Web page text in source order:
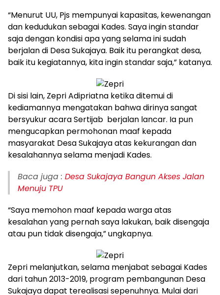
“Menurut UU, Pjs mempunyai kapasitas, kewenangan
dan kedudukan sebagai Kades. Saya ingin standar
saja dengan kondisi apa yang selama ini sudah
berjalan di Desa Sukajaya. Baik itu perangkat desa,
baik itu kegiatannya, kita ingin standar saja,” katanya.
Di sisi lain, Zepri Adipriatna ketika ditemui di
kediamannya mengatakan bahwa dirinya sangat
bersyukur acara Sertijab berjalan lancar. Ia pun
mengucapkan permohonan maaf kepada
masyarakat Desa Sukajaya atas kekurangan dan
kesalahannya selama menjadi Kades.
Baca juga : Desa Sukajaya Bangun Akses Jalan
Menuju TPU
“Saya memohon maaf kepada warga atas
kesalahan yang pernah saya lakukan, baik disengaja
atau pun tidak disengaja,” ungkapnya.
Zepri melanjutkan, selama menjabat sebagai Kades
dari tahun 2013-2019, program pembangunan Desa
Sukajaya dapat terealisasi sepenuhnya. Mulai dari